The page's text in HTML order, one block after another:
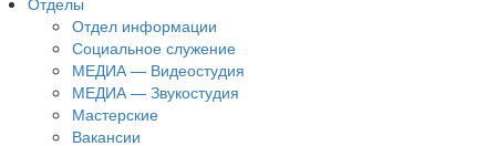
Отдел информации
Социальное служение
МЕДИА — Видеостудия
МЕДИА — Звукостудия
Мастерские
Вакансии